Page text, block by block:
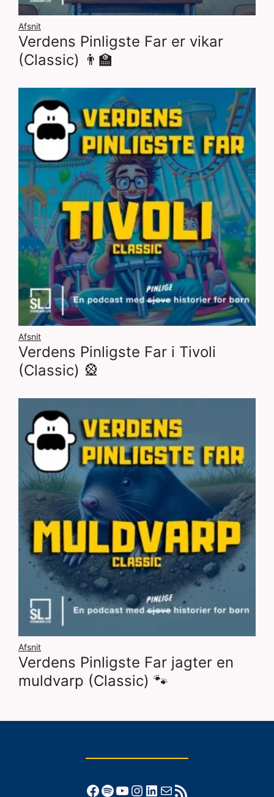
Afsnit
Verdens Pinligste Far er vikar
(Classic) 👨‍🏫
Afsnit
Verdens Pinligste Far i Tivoli
(Classic) 🎡
Afsnit
Verdens Pinligste Far jagter en
muldvarp (Classic) 🐾
Facebook
Spotify
YouTube
Instagram
LinkedIn
Mail
RSS-feed